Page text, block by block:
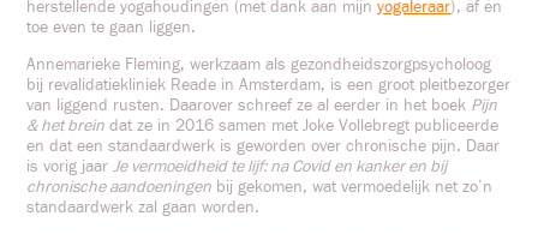
herstellende yogahoudingen (met dank aan mijnyogaleraar), af en
toe even te gaan liggen.
Annemarieke Fleming, werkzaam als gezondheidszorgpsycholoog
bij revalidatiekliniek Reade in Amsterdam, is een groot pleitbezorger
van liggend rusten. Daarover schreef ze al eerder in het boek Pijn
& het brein dat ze in 2016 samen met Joke Vollebregt publiceerde
en dat een standaardwerk is geworden over chronische pijn. Daar
is vorig jaarJe vermoeidheid te lijf: na Covid en kanker en bij
chronische aandoeningen bij gekomen, wat vermoedelijk net zo’n
standaardwerk zal gaan worden.